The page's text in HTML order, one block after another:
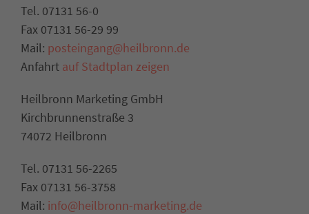
Tel. 07131 56-0
Fax 07131 56-29 99
Mail: posteingang@heilbronn.de
Anfahrt auf Stadtplan zeigen
Heilbronn Marketing GmbH
Kirchbrunnenstraße 3
74072 Heilbronn
Tel. 07131 56-2265
Fax 07131 56-3758
Mail: info@heilbronn-marketing.de